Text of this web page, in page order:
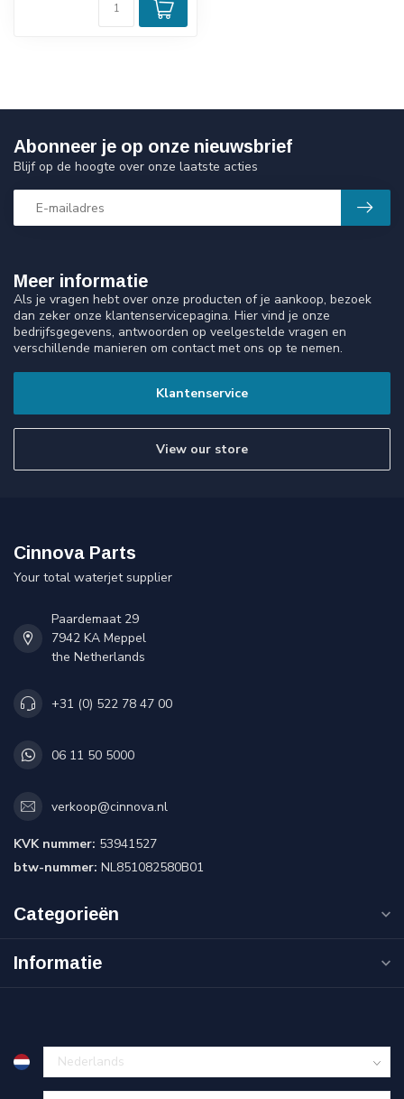
Meer informatie
Als je vragen hebt over onze producten of je aankoop, bezoek
dan zeker onze klantenservicepagina. Hier vind je onze
bedrijfsgegevens, antwoorden op veelgestelde vragen en
verschillende manieren om contact met ons op te nemen.
Klantenservice
View our store
Abonneer je op onze nieuwsbrief
Blijf op de hoogte over onze laatste acties
Cinnova Parts
Your total waterjet supplier
Paardemaat 29
7942 KA Meppel
the Netherlands
+31 (0) 522 78 47 00
06 11 50 5000
verkoop@cinnova.nl
KVK nummer: 53941527
btw-nummer: NL851082580B01
Categorieën
Informatie